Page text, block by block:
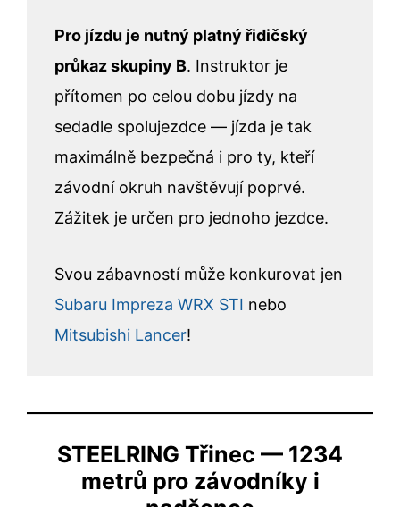
Pro jízdu je nutný platný řidičský
průkaz skupiny B. Instruktor je
přítomen po celou dobu jízdy na
sedadle spolujezdce — jízda je tak
maximálně bezpečná i pro ty, kteří
závodní okruh navštěvují poprvé.
Zážitek je určen pro jednoho jezdce.
Svou zábavností může konkurovat jen
Subaru Impreza WRX STI nebo
Mitsubishi Lancer!
STEELRING Třinec — 1234
metrů pro závodníky i